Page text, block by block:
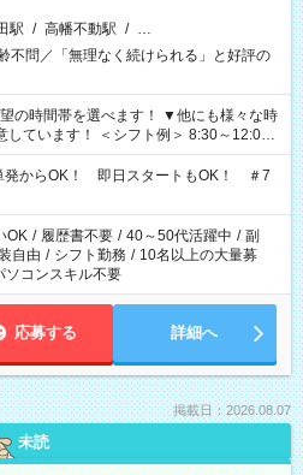
駅 / 高幡不動駅 / …
不問／「無理なく続けられる」と好評の
を選べます！ ▼他にも様々な時
しています！ ＜シフト例＞ 8:30～12:00
22:00 22:00～翌6:00 など
からOK！ 即日スタートもOK！ ＃7
OK / 履歴書不要 / 40～50代活躍中 / 副
自由 / シフト勤務 / 10名以上の大量募
ソコンスキル不要
応募する 詳細へ
掲載日：2026.08.07
未読